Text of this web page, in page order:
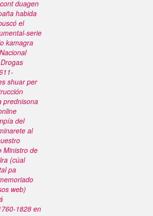
duagen
habida
el
serie
kamagra
shuar per
prednisona
del
al
Ministro de
(cúal
pa
web)
1828 en